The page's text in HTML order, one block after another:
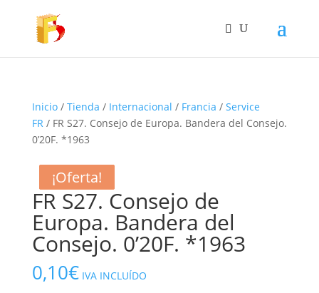
Inicio/ Tienda / Internacional / Francia / Service
FR/ FR S27. Consejo de Europa. Bandera del Consejo.
0’20F. *1963
FR S27. Consejo de
Europa. Bandera del
Consejo. 0’20F. *1963
0,10€ IVA INCLUÍDO
¡Oferta!
¡Oferta!
¡Oferta!